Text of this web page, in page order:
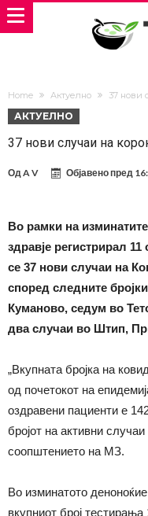
Home Актуелно 37 нови
АКТУЕЛНО
37 нови случаи на
ОдA V Објавено пред
Во рамки на изминатите
здравје регистрирал
се 37 нови случаи на
според следните
Куманово, седум во
два случаи во Штип,
„Вкупната бројка на
од почетокот на
оздравени пациенти е
бројот на активни
соопштението на МЗ.
Во изминатото
вкупниот број